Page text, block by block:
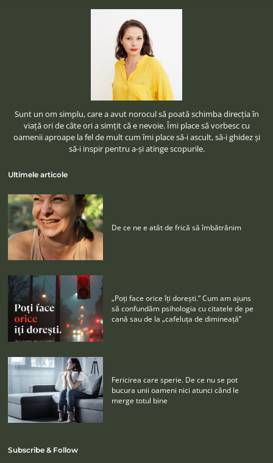
Sunt un om simplu, care a avut norocul să poată schimba direcţia în
viaţă ori de câte ori a simţit că e nevoie. Îmi place să vorbesc cu
oamenii aproape la fel de mult cum îmi place să-i ascult, să-i ghidez şi
să-i inspir pentru a-şi atinge scopurile.
Ultimele articole
De ce ne e atât de frică să îmbătrânim
„Poţi face orice îţi doreşti.” Cum am ajuns
să confundăm psihologia cu citatele de pe
cană sau de la „cafeluţa de dimineaţă”
Fericirea care sperie. De ce nu se pot
bucura unii oameni nici atunci când le
merge totul bine
Subscribe & Follow